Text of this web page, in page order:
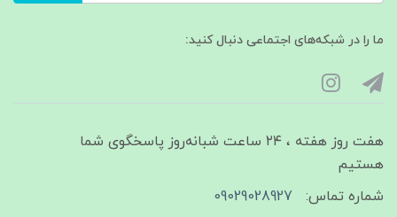
ما را در شبکه‌های اجتماعی دنبال کنید:
هفت روز هفته ، ۲۴ ساعت شبانه‌روز پاسخگوی شما
هستیم
شماره تماس:
09029028927